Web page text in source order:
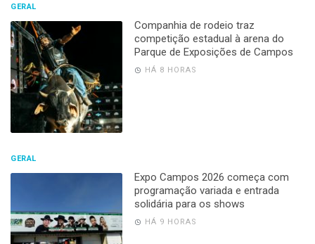
GERAL
Companhia de rodeio traz
competição estadual à arena do
Parque de Exposições de Campos
HÁ 8 HORAS
GERAL
Expo Campos 2026 começa com
programação variada e entrada
solidária para os shows
HÁ 9 HORAS